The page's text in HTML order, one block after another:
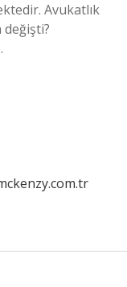
Avukatlık